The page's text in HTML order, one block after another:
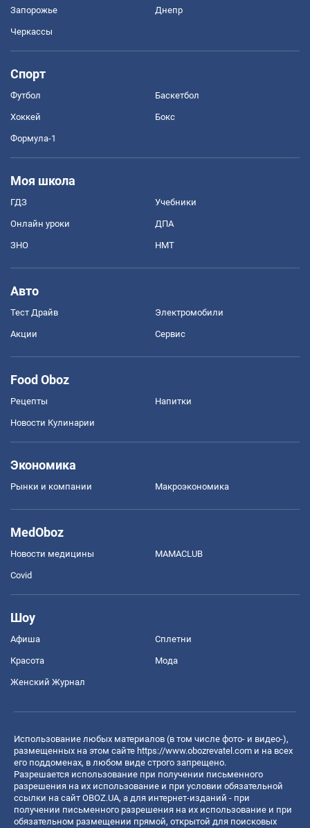
Запорожье Днепр
Черкассы
Спорт
Футбол Баскетбол
Хоккей Бокс
Формула-1
Моя школа
ГДЗ Учебники
Онлайн уроки ДПА
ЗНО НМТ
Авто
Тест Драйв Электромобили
Акции Сервис
Food Oboz
Рецепты Напитки
Новости Кулинарии
Экономика
Рынки и компании Mакроэкономика
MedOboz
Новости медицины MAMACLUB
Covid
Шоу
Афиша Сплетни
Красота Мода
Женский Журнал
Использование любых материалов (в том числе фото- и видео-),
размещенных на этом сайте https://www.obozrevatel.com и на всех
его поддоменах, в любом виде строго запрещено.
Разрешается использование при получении письменного
разрешения на их использование и при условии обязательной
ссылки на сайт OBOZ.UA, а для интернет-изданий - при
получении письменного разрешения на их использование и при
обязательном размещении прямой, открытой для поисковых